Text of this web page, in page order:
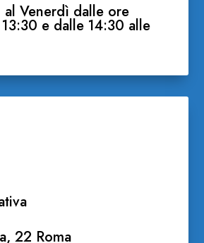
al Venerdì dalle ore
e dalle 14:30 alle
22 Roma